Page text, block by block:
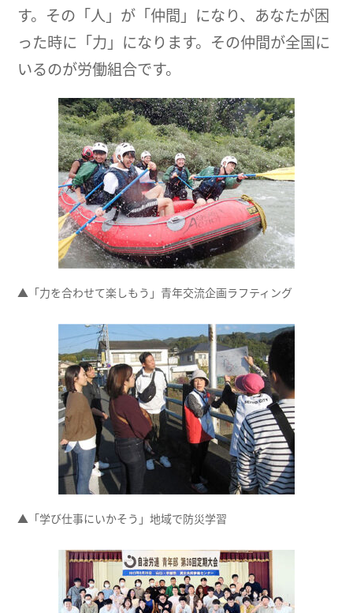
す。その「人」が「仲間」になり、あなたが困
った時に「力」になります。その仲間が全国に
いるのが労働組合です。
▲「力を合わせて楽しもう」青年交流企画ラフティング
▲「学び仕事にいかそう」地域で防災学習